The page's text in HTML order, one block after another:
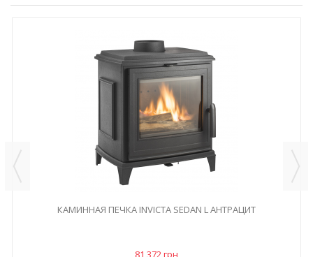
КАМИННАЯ ПЕЧКА INVICTA SEDAN L АНТРАЦИТ
81 372 грн